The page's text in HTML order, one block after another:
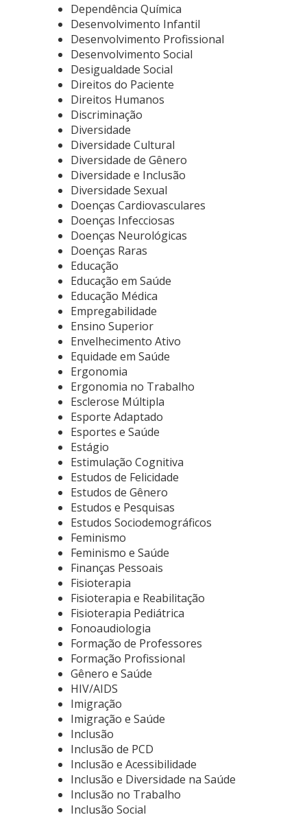
Dependência Química
Desenvolvimento Infantil
Desenvolvimento Profissional
Desenvolvimento Social
Desigualdade Social
Direitos do Paciente
Direitos Humanos
Discriminação
Diversidade
Diversidade Cultural
Diversidade de Gênero
Diversidade e Inclusão
Diversidade Sexual
Doenças Cardiovasculares
Doenças Infecciosas
Doenças Neurológicas
Doenças Raras
Educação
Educação em Saúde
Educação Médica
Empregabilidade
Ensino Superior
Envelhecimento Ativo
Equidade em Saúde
Ergonomia
Ergonomia no Trabalho
Esclerose Múltipla
Esporte Adaptado
Esportes e Saúde
Estágio
Estimulação Cognitiva
Estudos de Felicidade
Estudos de Gênero
Estudos e Pesquisas
Estudos Sociodemográficos
Feminismo
Feminismo e Saúde
Finanças Pessoais
Fisioterapia
Fisioterapia e Reabilitação
Fisioterapia Pediátrica
Fonoaudiologia
Formação de Professores
Formação Profissional
Gênero e Saúde
HIV/AIDS
Imigração
Imigração e Saúde
Inclusão
Inclusão de PCD
Inclusão e Acessibilidade
Inclusão e Diversidade na Saúde
Inclusão no Trabalho
Inclusão Social